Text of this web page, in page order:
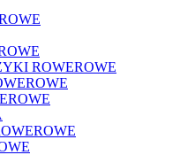
ROWEROWE